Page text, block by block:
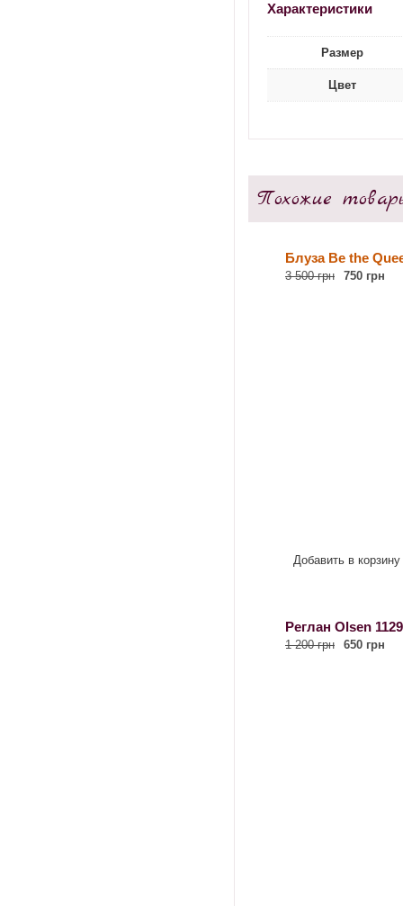
Характеристики
Размер
Цвет
Похожие
Блуза Be the
3 500 грн 750 грн
Добавить в корзину
Реглан Olsen 1129
1 200 грн 650 грн